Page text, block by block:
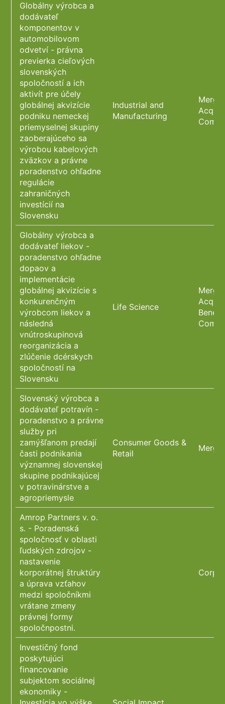
Globálny výrobca a
dodávateľ
komponentov v
automobilovom
odvetví - právna
previerka cieľových
slovenských
spoločností a ich
aktivít pre účely
globálnej akvizície
podniku nemeckej
priemyselnej skupiny
zaoberajúceho sa
výrobou kabelových
zväzkov a právne
poradenstvo ohľadne
regulácie
zahraničných
investícií na
Slovensku
Industrial and
Manufacturing
Globálny výrobca a
dodávateľ liekov -
poradenstvo ohľadne
dopaov a
implementácie
globálnej akvizície s
konkurenčným
výrobcom liekov a
následná
vnútroskupinová
reorganizácia a
zlúčenie dcérskych
spoločností na
Slovensku
Life Science
Slovenský výrobca a
dodávateľ potravín -
poradenstvo a právne
služby pri
zamýšľanom predají
časti podnikania
významnej slovenskej
skupine podnikajúcej
v potravinárstve a
agropriemysle
Consumer Goods &
Retail
Amrop Partners v. o.
s. - Poradenská
spoločnosť v oblasti
ľudských zdrojov -
nastavenie
korporátnej štruktúry
a úprava vzťahov
medzi spoločníkmi
vrátane zmeny
právnej formy
spoločnpostni.
Investičný fond
poskytujúci
financovanie
subjektom sociálnej
ekonomiky -